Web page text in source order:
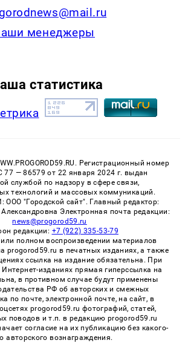
менеджеры
статистика
Регистрационный номер
— 86579 от 22 января 2024 г. выдан
службой по надзору в сфере связи,
технологий и массовых коммуникаций.
ООО "Городской сайт". Главный редактор:
Электронная почта редакции:
news@progorod59.ru
редакции: +7 (922) 335-53-79
полном воспроизведении материалов
progorod59.ru в печатных изданиях, а также
ссылка на издание обязательна. При
изданиях прямая гиперссылка на
в противном случае будут применены
РФ об авторских и смежных
по почте, электронной почте, на сайт, в
progorod59.ru фотографий, статей,
поводов и т.п. в редакцию progorod59.ru
согласие на их публикацию без какого-
авторского вознаграждения.